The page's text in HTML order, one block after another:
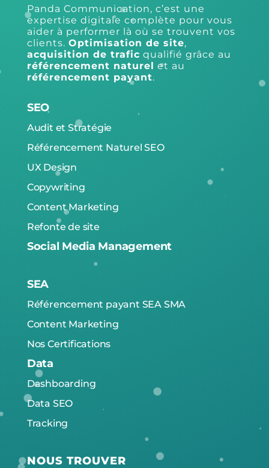
Panda Communication, c’est une
expertise digitale complète pour vous
aider à performer là où se trouvent vos
clients. Optimisation de site,
acquisition de trafic qualifié grâce au
référencement naturel et au
référencement payant.
SEO
Audit et Stratégie
Référencement Naturel SEO
UX Design
Copywriting
Content Marketing
Refonte de site
Social Media Management
SEA
Référencement payant SEA SMA
Content Marketing
Nos Certifications
Data
Dashboarding
Data SEO
Tracking
NOUS TROUVER